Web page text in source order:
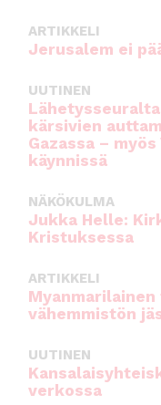
ARTIKKELI
Jerusalem ei
UUTINEN
kärsivien
Gazassa –
käynnissä
NÄKÖKULMA
Jukka Helle:
Kristuksessa
ARTIKKELI
vähemmistön
UUTINEN
verkossa